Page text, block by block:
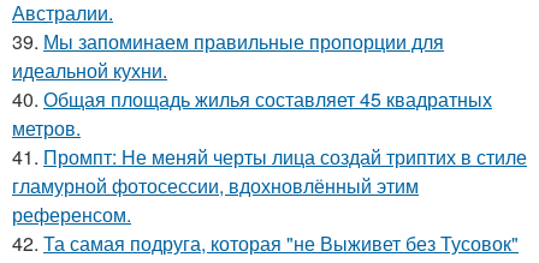
Австралии.
39. Мы запоминаем правильные пропорции для
идеальной кухни.
40. Общая площадь жилья составляет 45 квадратных
метров.
41. Промпт: Не меняй черты лица создай триптих в стиле
гламурной фотосессии, вдохновлённый этим
референсом.
42. Та самая подруга, которая "не Выживет без Тусовок"